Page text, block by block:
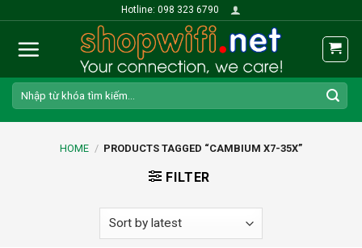
content
Hotline: 098 323 6790
Search
for:
HOME / PRODUCTS TAGGED “CAMBIUM X7-35X”
FILTER